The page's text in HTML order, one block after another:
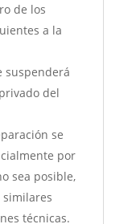
de los
a la
suspenderá
del
se
por
sea posible,
similares
técnicas.